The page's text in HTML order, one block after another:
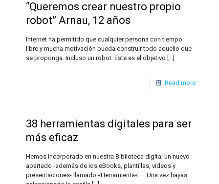
“Queremos crear nuestro propio
robot” Arnau, 12 años
Internet ha permitido que cualquier persona con tiempo
libre y mucha motivación pueda construir todo aquello que
se proponga. Incluso un robot. Este es el objetivo […]
Read more
38 herramientas digitales para ser
más eficaz
Hemos incorporado en nuestra Biblioteca digital un nuevo
apartado -además de los eBooks, plantillas, vídeos y
presentaciones- llamado «Herramienta«. Una vez hayas